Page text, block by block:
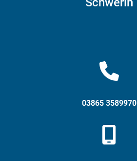
03865 3589970